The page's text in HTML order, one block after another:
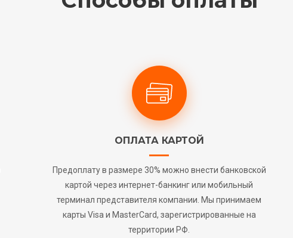
ОПЛАТА КАРТОЙ
Предоплату в размере 30% можно внести банковской
картой через интернет-банкинг или мобильный
терминал представителя компании. Мы принимаем
карты Visa и MasterCard, зарегистрированные на
территории РФ.